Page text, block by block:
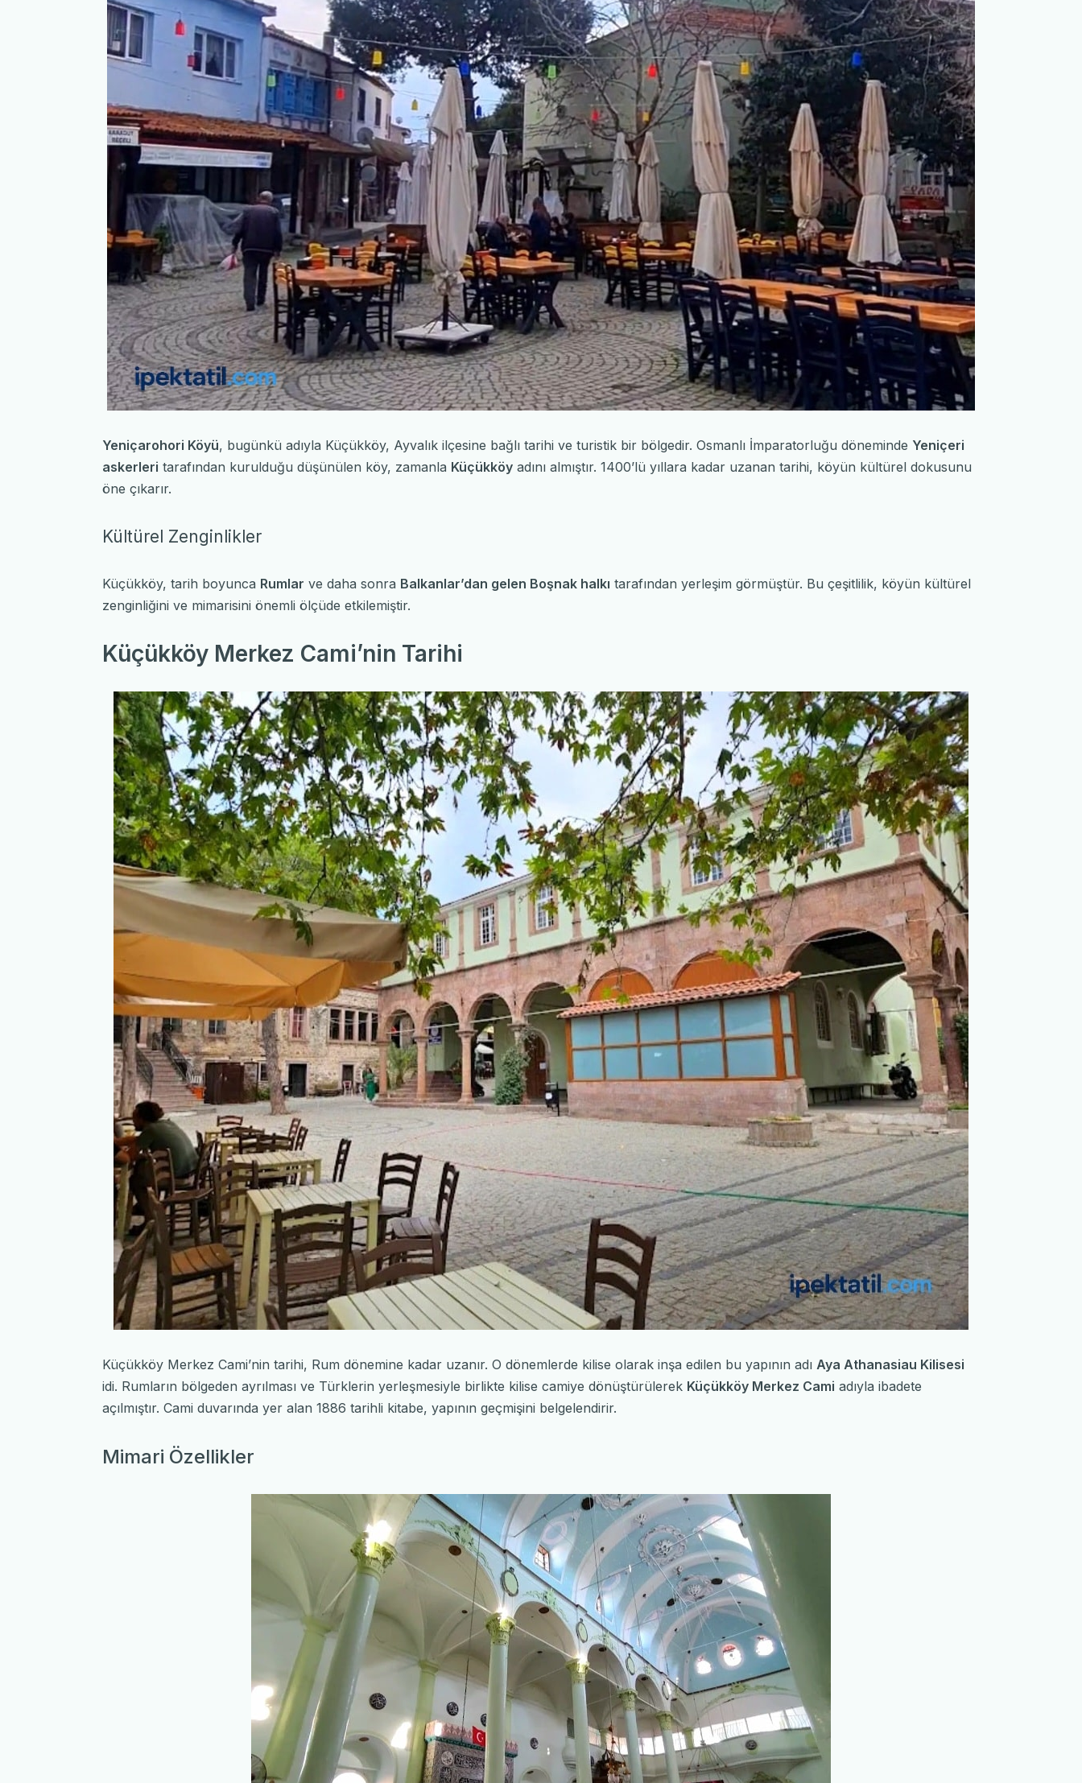
Yeniçarohori Köyü, bugünkü adıyla Küçükköy, Ayvalık ilçesine bağlı tarihi ve turistik bir bölgedir. Osmanlı İmparatorluğu döneminde Yeniçeri
askerleri tarafından kurulduğu düşünülen köy, zamanla Küçükköy adını almıştır. 1400’lü yıllara kadar uzanan tarihi, köyün kültürel dokusunu
öne çıkarır.
Kültürel Zenginlikler
Küçükköy, tarih boyunca Rumlar ve daha sonra Balkanlar’dan gelen Boşnak halkı tarafından yerleşim görmüştür. Bu çeşitlilik, köyün kültürel
zenginliğini ve mimarisini önemli ölçüde etkilemiştir.
Küçükköy Merkez Cami’nin Tarihi
Küçükköy Merkez Cami’nin tarihi, Rum dönemine kadar uzanır. O dönemlerde kilise olarak inşa edilen bu yapının adı Aya Athanasiau Kilisesi
idi. Rumların bölgeden ayrılması ve Türklerin yerleşmesiyle birlikte kilise camiye dönüştürülerek Küçükköy Merkez Cami adıyla ibadete
açılmıştır. Cami duvarında yer alan 1886 tarihli kitabe, yapının geçmişini belgelendirir.
Mimari Özellikler